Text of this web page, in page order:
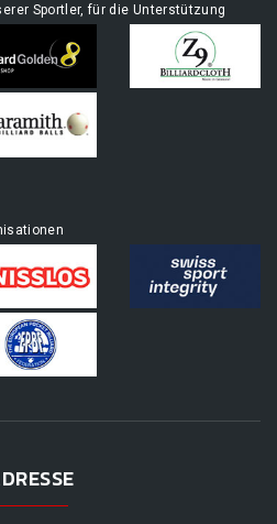
Sportler, für die Unterstützung